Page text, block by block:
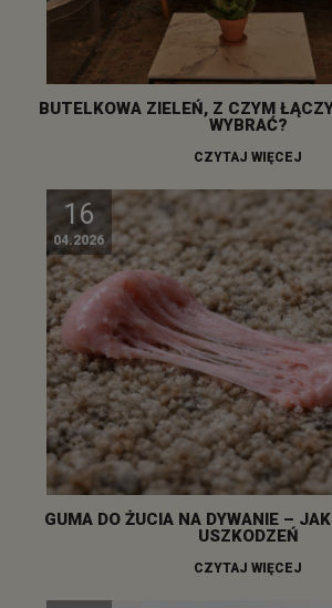
BUTELKOWA ZIELEŃ, Z CZYM
WYBRAĆ?
CZYTAJ WIĘCEJ
16
04.2026
GUMA DO ŻUCIA NA DYWANIE –
USZKODZEŃ
CZYTAJ WIĘCEJ